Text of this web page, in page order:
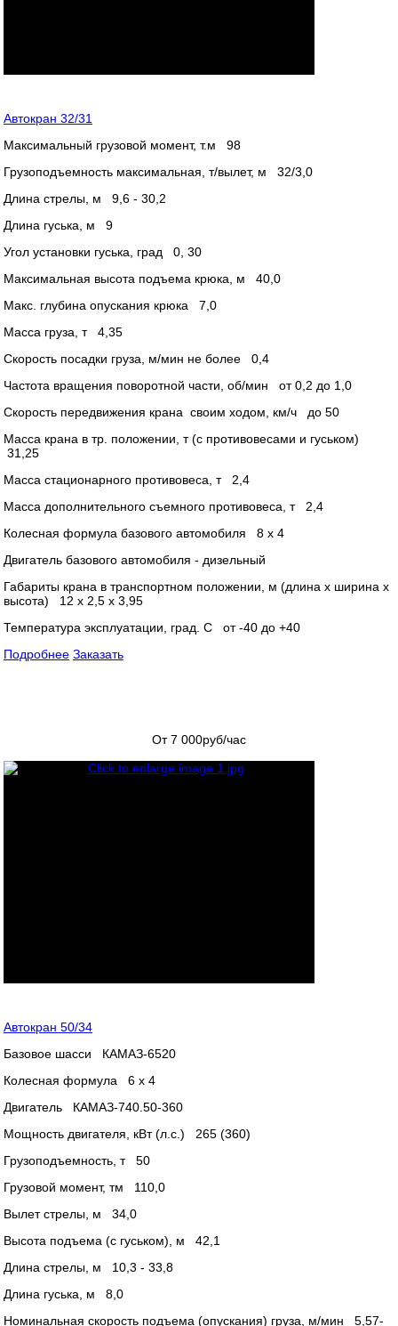
Автокран 32/31
Максимальный грузовой момент, т.м 98
Грузоподъемность максимальная, т/вылет, м 32/3,0
Длина стрелы, м 9,6 - 30,2
Длина гуська, м 9
Угол установки гуська, град 0, 30
Максимальная высота подъема крюка, м 40,0
Макс. глубина опускания крюка 7,0
Масса груза, т 4,35
Скорость посадки груза, м/мин не более 0,4
Частота вращения поворотной части, об/мин от 0,2 до 1,0
Скорость передвижения крана своим ходом, км/ч до 50
Масса крана в тр. положении, т (с противовесами и гуськом)
31,25
Масса стационарного противовеса, т 2,4
Масса дополнительного съемного противовеса, т 2,4
Колесная формула базового автомобиля 8 х 4
Двигатель базового автомобиля - дизельный
Габариты крана в транспортном положении, м (длина х ширина х
высота) 12 х 2,5 х 3,95
Температура эксплуатации, град. С от -40 до +40
Подробнее Заказать
От 7 000руб/час
Автокран 50/34
Базовое шасси КАМАЗ-6520
Колесная формула 6 х 4
Двигатель КАМАЗ-740.50-360
Мощность двигателя, кВт (л.с.) 265 (360)
Грузоподъемность, т 50
Грузовой момент, тм 110,0
Вылет стрелы, м 34,0
Высота подъема (с гуськом), м 42,1
Длина стрелы, м 10,3 - 33,8
Длина гуська, м 8,0
Номинальная скорость подъема (опускания) груза, м/мин 5,57-